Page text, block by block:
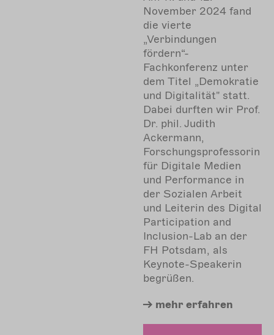
November 2024 fand
die vierte
„Verbindungen
fördern“-
Fachkonferenz unter
dem Titel „Demokratie
und Digitalität" statt.
Dabei durften wir Prof.
Dr. phil. Judith
Ackermann,
Forschungsprofessorin
für Digitale Medien
und Performance in
der Sozialen Arbeit
und Leiterin des Digital
Participation and
Inclusion-Lab an der
FH Potsdam, als
Keynote-Speakerin
begrüßen.
mehr erfahren